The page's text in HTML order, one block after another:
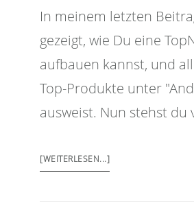
In meinem letzten
gezeigt, wie Du eine
aufbauen kannst, und
Top-Produkte unter
ausweist. Nun stehst du
[WEITERLESEN...]